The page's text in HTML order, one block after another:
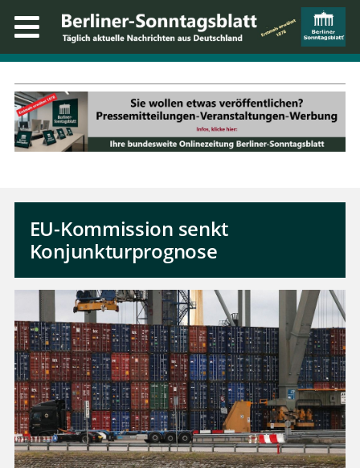
EU-Kommission senkt
Konjunkturprognose